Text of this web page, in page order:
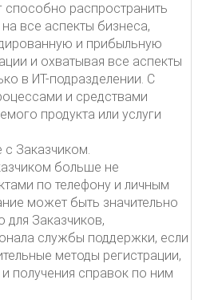
способно распространить
все аспекты бизнеса,
и прибыльную
и охватывая все аспекты
в ИТ-подразделении. С
и средствами
продукта или услуги
с Заказчиком.
больше не
по телефону и личным
может быть значительно
Заказчиков,
службы поддержки, если
методы регистрации,
получения справок по ним